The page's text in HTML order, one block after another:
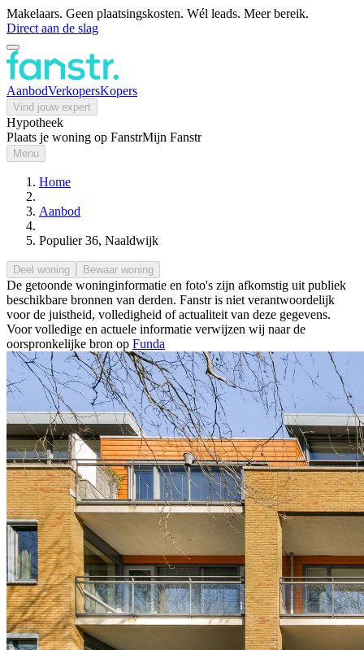
Makelaars. Geen plaatsingskosten. Wél leads. Meer bereik.
Direct aan de slag
AanbodVerkopersKopers
Vind jouw expert
Hypotheek
Plaats je woning op FanstrMijn Fanstr
Menu
Home
Aanbod
Populier 36, Naaldwijk
Deel woning Bewaar woning
De getoonde woninginformatie en foto's zijn afkomstig uit publiek
beschikbare bronnen van derden. Fanstr is niet verantwoordelijk
voor de juistheid, volledigheid of actualiteit van deze gegevens.
Voor volledige en actuele informatie verwijzen wij naar de
oorspronkelijke bron op Funda